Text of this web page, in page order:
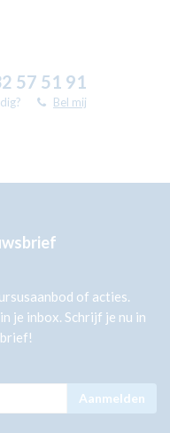
57 51 91
Bel mij
of acties.
je inbox. Schrijf je nu in
Aanmelden